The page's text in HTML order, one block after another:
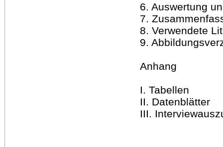
6. Auswertung
7.
8. Verwendete
9.
Anhang
I. Tabellen
II. Datenblätter
III.